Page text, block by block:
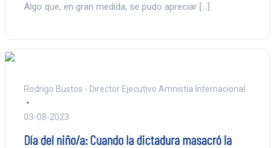
Algo que, en gran medida, se pudo apreciar […]
Rodrigo Bustos - Director Ejecutivo Amnistía Internacional
03-08-2023
Día del niño/a: Cuando la dictadura masacró la